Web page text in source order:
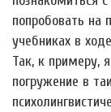
попробовать на
учебниках в
Так, к примеру,
погружение в